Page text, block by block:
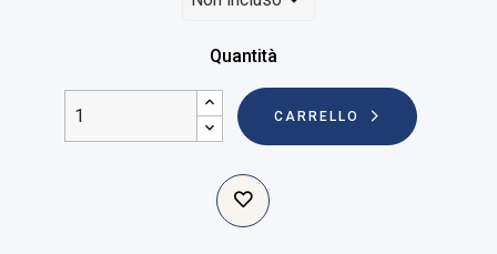
Quantità
CARRELLO